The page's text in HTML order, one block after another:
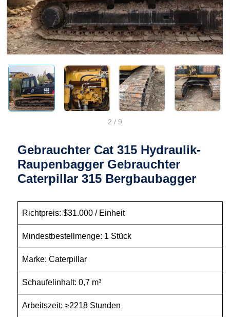
2 / 9
Gebrauchter Cat 315 Hydraulik-
Raupenbagger Gebrauchter
Caterpillar 315 Bergbaubagger
Richtpreis: $31.000 / Einheit
Mindestbestellmenge: 1 Stück
Marke: Caterpillar
Schaufelinhalt: 0,7 m³
Arbeitszeit: ≥2218 Stunden